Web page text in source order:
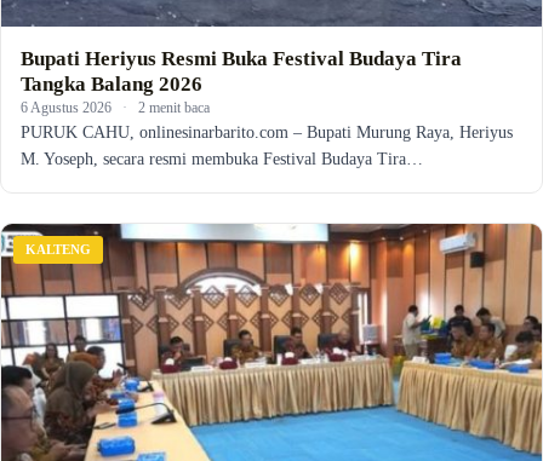
Bupati Heriyus Resmi Buka Festival Budaya Tira
Tangka Balang 2026
6 Agustus 2026 · 2 menit baca
PURUK CAHU, onlinesinarbarito.com – Bupati Murung Raya, Heriyus
M. Yoseph, secara resmi membuka Festival Budaya Tira…
KALTENG